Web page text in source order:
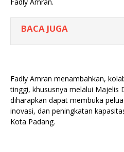
BACA JUGA
Fadly Amran menambahkan,
tinggi, khususnya melalui Majelis
diharapkan dapat membuka
inovasi, dan peningkatan
Kota Padang.